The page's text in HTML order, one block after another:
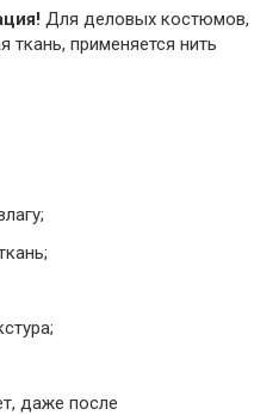
Для деловых костюмов,
ткань, применяется нить
даже после